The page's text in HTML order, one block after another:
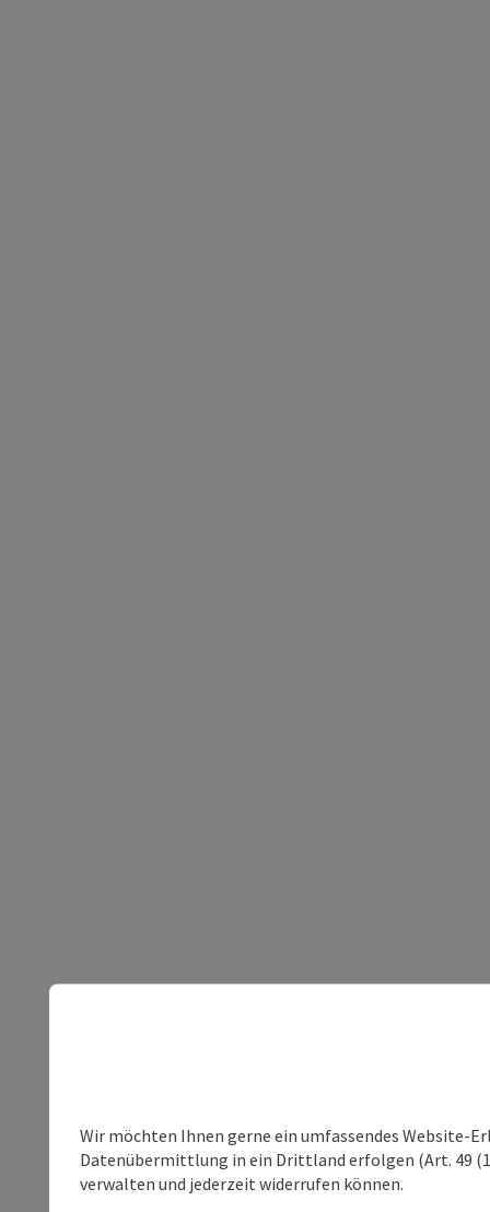
Wir möchten Ihnen gerne ein umfassendes Website-
Datenübermittlung in ein Drittland erfolgen (Art. 49
verwalten und jederzeit widerrufen können.